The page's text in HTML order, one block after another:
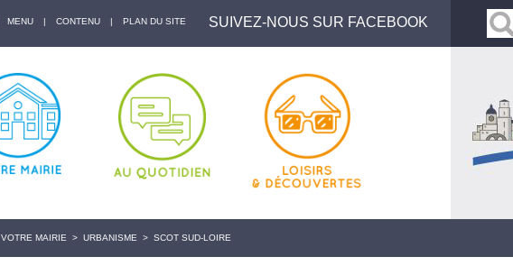
MENU | CONTENU | PLAN DU SITE SUIVEZ-NOUS SUR FACEBOOK
VOTRE MAIRIE > URBANISME > SCOT SUD-LOIRE